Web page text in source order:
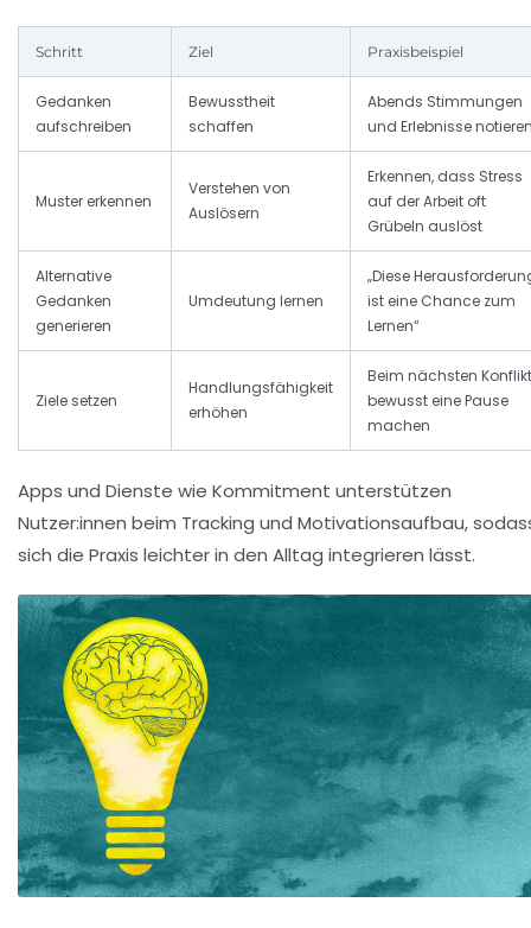
Schritt Ziel Praxisbeispiel
Gedanken
aufschreiben
Bewusstheit
schaffen
Abends Stimmungen
und Erlebnisse
Muster erkennen
Verstehen von
Auslösern
Erkennen, dass Stress
auf der Arbeit oft
Grübeln auslöst
Alternative
Gedanken
generieren
Umdeutung lernen
„Diese
ist eine Chance zum
Lernen“
Ziele setzen
Handlungsfähigkeit
erhöhen
Beim nächsten Konflikt
bewusst eine Pause
machen
Apps und Dienste wie Kommitment unterstützen
Nutzer:innen beim Tracking und Motivationsaufbau,
sich die Praxis leichter in den Alltag integrieren lässt.